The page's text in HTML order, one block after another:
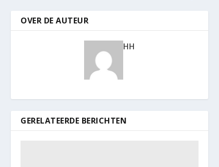
OVER DE AUTEUR
HH
GERELATEERDE BERICHTEN